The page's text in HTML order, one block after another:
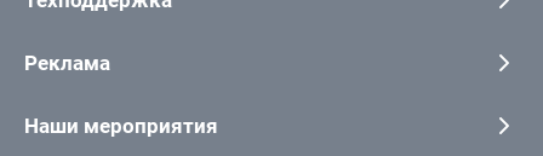
Реклама
Наши мероприятия